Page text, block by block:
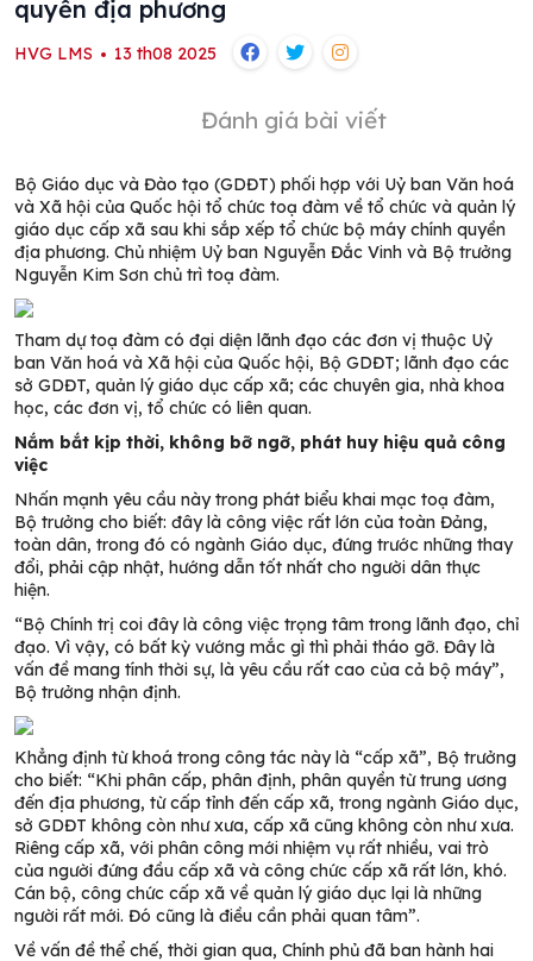
quyền địa phương
HVG LMS 13 th08 2025
Đánh giá bài viết
Bộ Giáo dục và Đào tạo (GDĐT) phối hợp với Uỷ ban Văn hoá
và Xã hội của Quốc hội tổ chức toạ đàm về tổ chức và quản lý
giáo dục cấp xã sau khi sắp xếp tổ chức bộ máy chính quyền
địa phương. Chủ nhiệm Uỷ ban Nguyễn Đắc Vinh và Bộ trưởng
Nguyễn Kim Sơn chủ trì toạ đàm.
Tham dự toạ đàm có đại diện lãnh đạo các đơn vị thuộc Uỷ
ban Văn hoá và Xã hội của Quốc hội, Bộ GDĐT; lãnh đạo các
sở GDĐT, quản lý giáo dục cấp xã; các chuyên gia, nhà khoa
học, các đơn vị, tổ chức có liên quan.
Nắm bắt kịp thời, không bỡ ngỡ, phát huy hiệu quả công
việc
Nhấn mạnh yêu cầu này trong phát biểu khai mạc toạ đàm,
Bộ trưởng cho biết: đây là công việc rất lớn của toàn Đảng,
toàn dân, trong đó có ngành Giáo dục, đứng trước những thay
đổi, phải cập nhật, hướng dẫn tốt nhất cho người dân thực
hiện.
“Bộ Chính trị coi đây là công việc trọng tâm trong lãnh đạo, chỉ
đạo. Vì vậy, có bất kỳ vướng mắc gì thì phải tháo gỡ. Đây là
vấn đề mang tính thời sự, là yêu cầu rất cao của cả bộ máy”,
Bộ trưởng nhận định.
Khẳng định từ khoá trong công tác này là “cấp xã”, Bộ trưởng
cho biết: “Khi phân cấp, phân định, phân quyền từ trung ương
đến địa phương, từ cấp tỉnh đến cấp xã, trong ngành Giáo dục,
sở GDĐT không còn như xưa, cấp xã cũng không còn như xưa.
Riêng cấp xã, với phân công mới nhiệm vụ rất nhiều, vai trò
của người đứng đầu cấp xã và công chức cấp xã rất lớn, khó.
Cán bộ, công chức cấp xã về quản lý giáo dục lại là những
người rất mới. Đó cũng là điều cần phải quan tâm”.
Về vấn đề thể chế, thời gian qua, Chính phủ đã ban hành hai